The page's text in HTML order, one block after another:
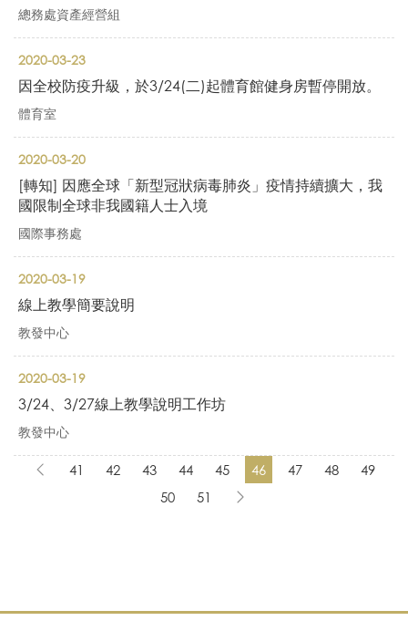
總務處資產經營組
2020-03-23
因全校防疫升級，於3/24(二)起體育館健身房暫停開放。
體育室
2020-03-20
[轉知] 因應全球「新型冠狀病毒肺炎」疫情持續擴大，我
國限制全球非我國籍人士入境
國際事務處
2020-03-19
線上教學簡要說明
教發中心
2020-03-19
3/24、3/27線上教學說明工作坊
教發中心
41 42 43 44 45 46 47 48
49
50
51